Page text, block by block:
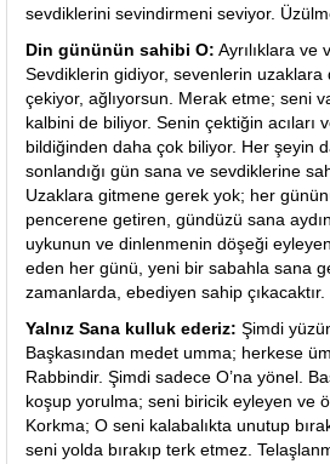
sevdiklerini sevindirmeni seviyor.
Din gününün sahibi O: Ayrılıklara ve
Sevdiklerin gidiyor, sevenlerin uzaklara
çekiyor, ağlıyorsun. Merak etme; seni
kalbini de biliyor. Senin çektiğin acıları
bildiğinden daha çok biliyor. Her şeyin
sonlandığı gün sana ve sevdiklerine
Uzaklara gitmene gerek yok; her
pencerene getiren, gündüzü sana
uykunun ve dinlenmenin döşeği
eden her günü, yeni bir sabahla sana
zamanlarda, ebediyen sahip çıkacaktır.
Yalnız Sana kulluk ederiz: Şimdi
Başkasından medet umma; herkese
Rabbindir. Şimdi sadece O’na yönel.
koşup yorulma; seni biricik eyleyen ve
Korkma; O seni kalabalıkta unutup
seni yolda bırakıp terk etmez.